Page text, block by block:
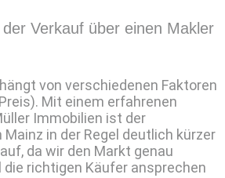
Verkauf über einen Makler
von verschiedenen Faktoren
Mit einem erfahrenen
Immobilien ist der
in der Regel deutlich kürzer
da wir den Markt genau
die richtigen Käufer ansprechen